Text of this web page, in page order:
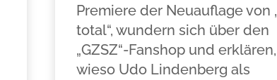
Premiere der Neuauflage von
total“, wundern sich über den
„GZSZ“-Fanshop und erklären,
wieso Udo Lindenberg als